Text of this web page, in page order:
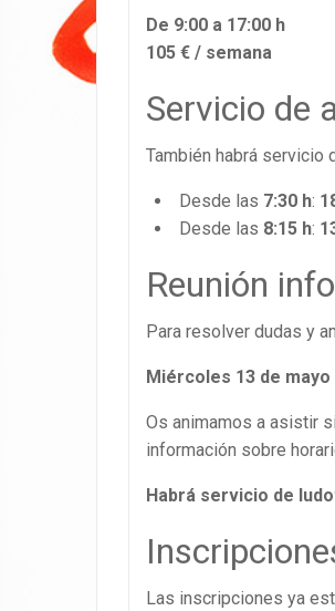
De 9:00 a 17:00 h
105 € / semana
Servicio de
También habrá servicio
Desde las 7:30 h:
Desde las 8:15 h:
Reunión
Para resolver dudas y
Miércoles 13 de
Os animamos a asistir
información sobre
Habrá servicio de
Las inscripciones ya